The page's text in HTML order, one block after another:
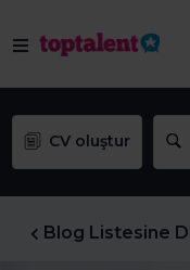
CV oluştur
Blog Listesine